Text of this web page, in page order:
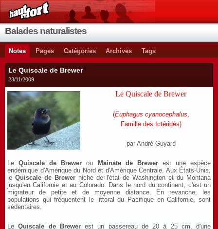
Balades naturalistes
Notes Pages Catégories Archives Tags
Le Quiscale de Brewer
23/11/2009
Le Quiscale de Brewer
(Euphagus cyanocephalus,
Famille des Ictéridés)
par André Guyard
LeQuiscale de Brewer ou Mainate de Brewerest une espèce
endémique d'Amérique du Nord et d'Amérique Centrale. Aux États-Unis,
leQuiscale de Brewer niche de l'état de Washington et du Montana
jusqu'en Californie et au Colorado. Dans le nord du continent, c'est un
migrateur de petite et de moyenne distance. En revanche, les
populations qui fréquentent le littoral du Pacifique en Californie, sont
sédentaires.
LeQuiscale de Brewerest un passereau de 20 à 25 cm, d'une